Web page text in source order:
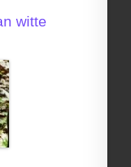
witte